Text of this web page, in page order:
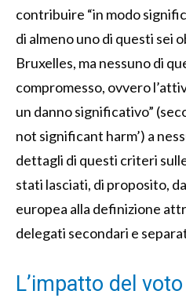
contribuire “in modo
di almeno uno di questi sei
Bruxelles, ma nessuno di
compromesso, ovvero
un danno significativo”
not significant harm’) a
dettagli di questi criteri
stati lasciati, di proposito,
europea alla definizione
delegati secondari e
L’impatto del